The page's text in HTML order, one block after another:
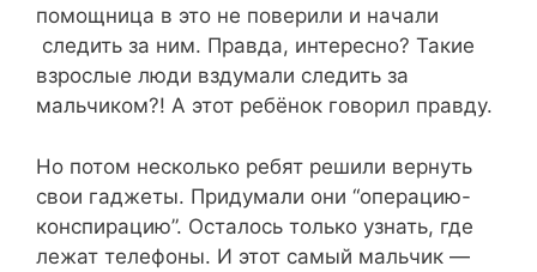
помощница в это не поверили и начали
следить за ним. Правда, интересно? Такие
взрослые люди вздумали следить за
мальчиком?! А этот ребёнок говорил правду.
Но потом несколько ребят решили вернуть
свои гаджеты. Придумали они “операцию-
конспирацию”. Осталось только узнать, где
лежат телефоны. И этот самый мальчик —